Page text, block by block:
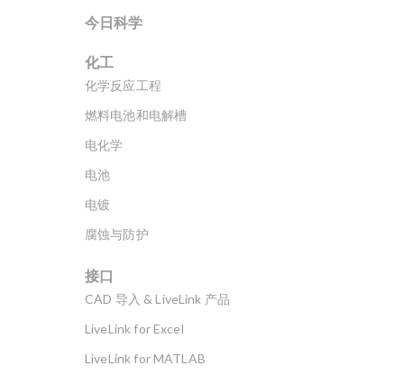
今日科学
化工
化学反应工程
燃料电池和电解槽
电化学
电池
电镀
腐蚀与防护
接口
CAD 导入 & LiveLink 产品
LiveLink for Excel
LiveLink for MATLAB